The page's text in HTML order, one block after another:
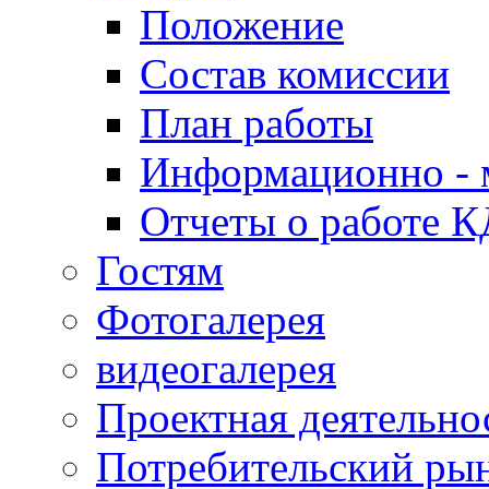
Положение
Состав комиссии
План работы
Информационно -
Отчеты о работе
Гостям
Фотогалерея
видеогалерея
Проектная
Потребительский